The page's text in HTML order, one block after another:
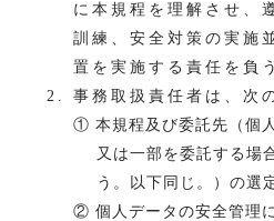
に本規程を理解させ、
訓練、安全対策の実施
置を実施する責任を負
事務取扱責任者は、次
① 本規程及び委託先（個
又は一部を委託する場
う。以下同じ。）の選
② 個人データの安全管理